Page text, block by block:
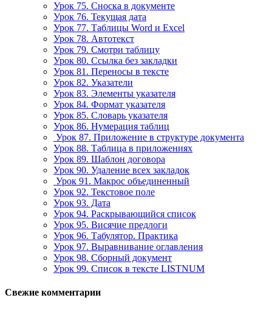
Урок 75. Сноска в документе
Урок 76. Текущая дата
Урок 77. Таблицы Word и Excel
Урок 78. Автотекст
Урок 79. Смотри таблицу
Урок 80. Ссылка без закладки
Урок 81. Переносы в тексте
Урок 82. Указатели
Урок 83. Элементы указателя
Урок 84. Формат указателя
Урок 85. Словарь указателя
Урок 86. Нумерация таблиц
Урок 87. Приложение в структуре документа
Урок 88. Таблица в приложениях
Урок 89. Шаблон договора
Урок 90. Удаление всех закладок
Урок 91. Макрос объединенный
Урок 92. Текстовое поле
Урок 93. Дата
Урок 94. Раскрывающийся список
Урок 95. Висячие предлоги
Урок 96. Табулятор. Практика
Урок 97. Выравнивание оглавления
Урок 98. Сборный документ
Урок 99. Список в тексте LISTNUM
Свежие комментарии